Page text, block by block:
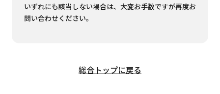
いずれにも該当しない場合は、大変お手数ですが再度お
問い合わせください。
総合トップに戻る